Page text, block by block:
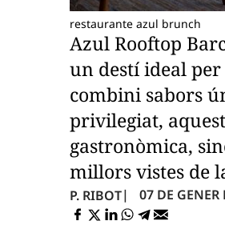
restaurante azul brunch
Azul Rooftop
un destí ideal
combini sabors
privilegiat,
gastronòmica,
millors vistes de
P. RIBOT 07 DE